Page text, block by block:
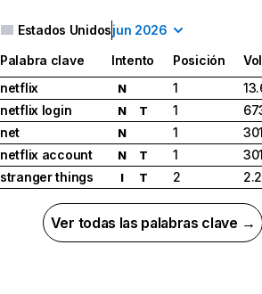
Estados Unidosjun 2026
Palabra clave Intento Posición
netflix
N 1
netflix login
N T 1
net
N 1
netflix account
N T 1
stranger things
I T 2
Ver todas las palabras clave →